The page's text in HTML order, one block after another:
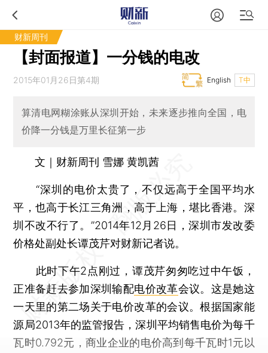
财新周刊
【封面报道】一分钱的电改
2015年01月26日第4期 T中
English
算清电网糊涂账从深圳开始，未来逐步推向全国，电
价降一分钱是万里长征第一步
文｜财新周刊 雪娜 黄凯茜
“深圳的电价太贵了，不仅远高于全国平均水
平，也高于长江三角洲，高于上海，堪比香港。深
圳不改不行了。”2014年12月26日，深圳市发改委
价格处副处长谭茂芹对财新记者说。
此时下午2点刚过，谭茂芹匆匆吃过中午饭，
正准备赶去参加深圳输配电价改革会议。这是她这
一天里的第二场关于电价改革的会议。根据国家能
源局2013年的监管报告，深圳平均销售电价为每千
瓦时0.792元，商业企业的电价高到每千瓦时1元以